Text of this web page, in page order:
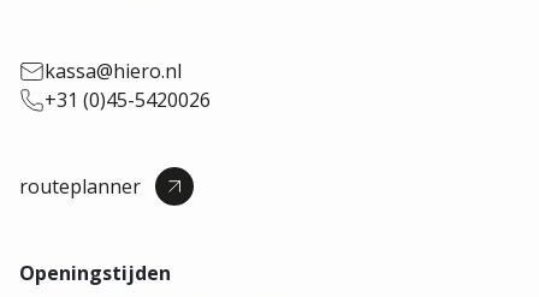
kassa@hiero.nl
+31 (0)45-5420026
routeplanner
Openingstijden